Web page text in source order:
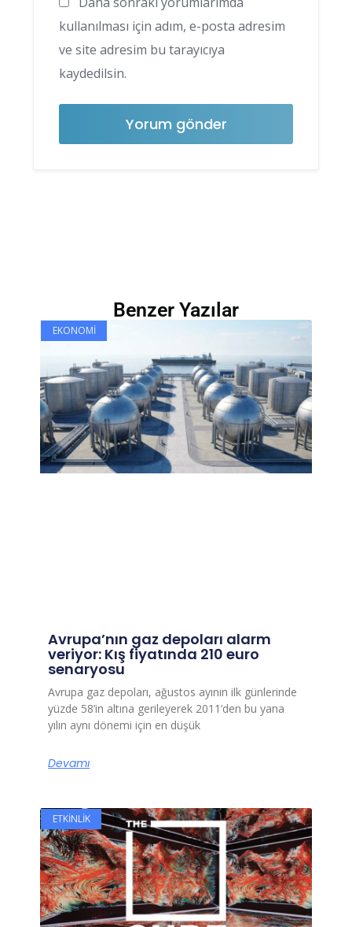
kullanılması için adım, e-posta adresim
ve site adresim bu tarayıcıya
kaydedilsin.
Benzer Yazılar
EKONOMI
Avrupa’nın gaz depoları alarm
veriyor: Kış fiyatında 210 euro
senaryosu
Avrupa gaz depoları, ağustos ayının ilk günlerinde
yüzde 58’in altına gerileyerek 2011’den bu yana
yılın aynı dönemi için en düşük
Devamı
ETKINLIK